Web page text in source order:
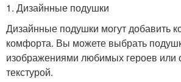
1. Дизайнные подушки
Дизайнные подушки могут добавить
комфорта. Вы можете выбрать
изображениями любимых героев или
текстурой.